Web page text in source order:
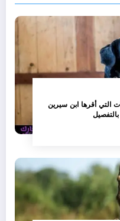
التي أقرها ابن سيرين